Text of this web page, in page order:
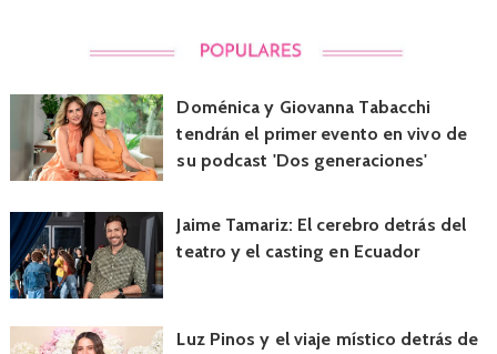
Doménica y Giovanna Tabacchi
tendrán el primer evento en vivo de
su podcast 'Dos generaciones'
Jaime Tamariz: El cerebro detrás del
teatro y el casting en Ecuador
Luz Pinos y el viaje místico detrás de